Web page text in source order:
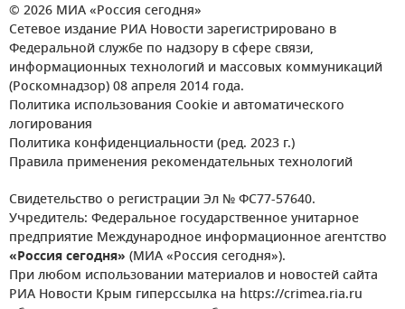
© 2026 МИА «Россия сегодня»
Сетевое издание РИА Новости зарегистрировано в
Федеральной службе по надзору в сфере связи,
информационных технологий и массовых коммуникаций
(Роскомнадзор) 08 апреля 2014 года.
Политика использования Cookie и автоматического
логирования
Политика конфиденциальности (ред. 2023 г.)
Правила применения рекомендательных технологий
Свидетельство о регистрации Эл № ФС77-57640.
Учредитель: Федеральное государственное унитарное
предприятие Международное информационное агентство
«Россия сегодня» (МИА «Россия сегодня»).
При любом использовании материалов и новостей сайта
РИА Новости Крым гиперссылка на https://crimea.ria.ru